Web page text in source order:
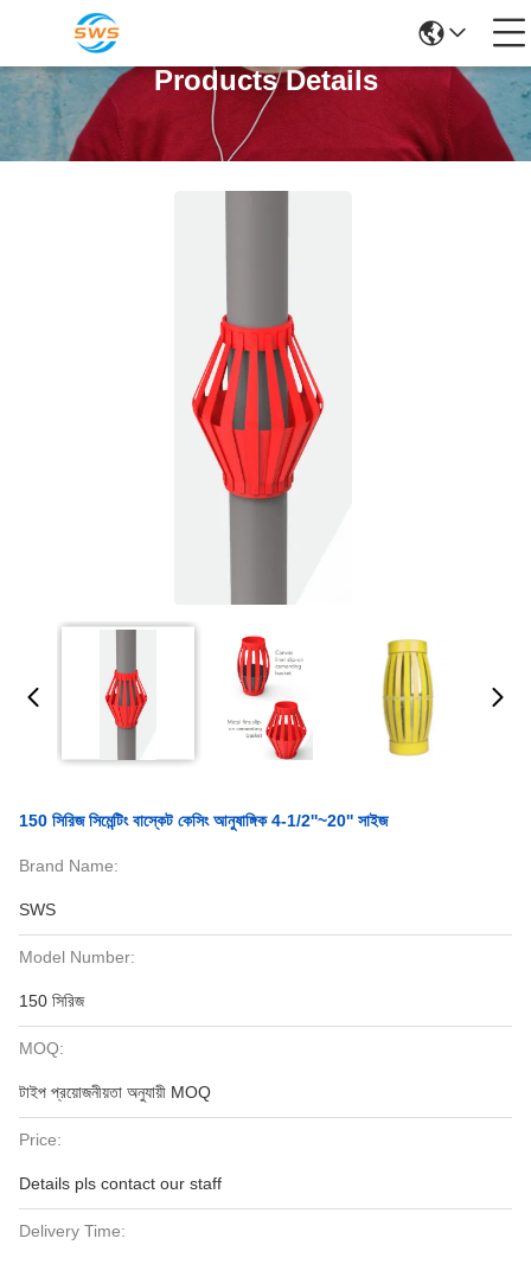
Products Details
150 সিরিজ সিমেন্টিং বাস্কেট কেসিং আনুষাঙ্গিক 4-1/2''~20'' সাইজ
Brand Name:
SWS
Model Number:
150 সিরিজ
MOQ:
টাইপ প্রয়োজনীয়তা অনুযায়ী MOQ
Price:
Details pls contact our staff
Delivery Time: